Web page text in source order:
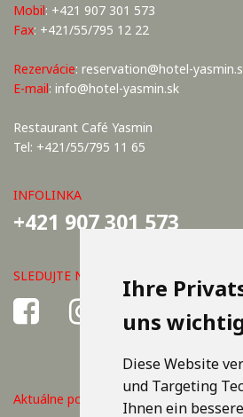
Ihre
uns
Diese Website
und Targeting
Ihnen ein
Mobil: +421 907 301 573
Fax: +421/55/795 12 22
Rezervácie: reservation@hotel-
E-mail: info@hotel-yasmin.sk
Restaurant Café Yasmin
Tel: +421/55/795 11 65
INFOLINKA
+421 907 301 573
SLEDUJTE NÁS
Aktuálne počasie v Košiciach